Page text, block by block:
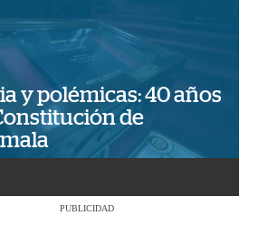
y polémicas: 40 años
de
PUBLICIDAD